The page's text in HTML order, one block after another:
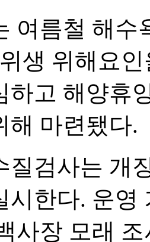
여름철 해수
생 위해요
하고 해양휴
해 마련됐다.
질검사는 개
시한다. 운영
사장 모래